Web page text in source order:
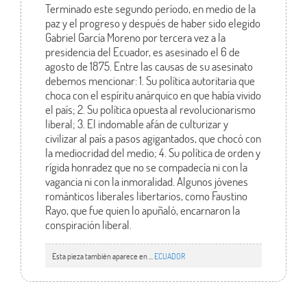
Terminado este segundo período, en medio de la
paz y el progreso y después de haber sido elegido
Gabriel García Moreno por tercera vez a la
presidencia del Ecuador, es asesinado el 6 de
agosto de 1875. Entre las causas de su asesinato
debemos mencionar: 1. Su política autoritaria que
choca con el espíritu anárquico en que había vivido
el país; 2. Su política opuesta al revolucionarismo
liberal; 3. El indomable afán de culturizar y
civilizar al país a pasos agigantados, que chocó con
la mediocridad del medio; 4. Su política de orden y
rígida honradez que no se compadecía ni con la
vagancia ni con la inmoralidad. Algunos jóvenes
románticos liberales libertarios, como Faustino
Rayo, que fue quien lo apuñaló, encarnaron la
conspiración liberal.
Esta pieza también aparece en ... ECUADOR